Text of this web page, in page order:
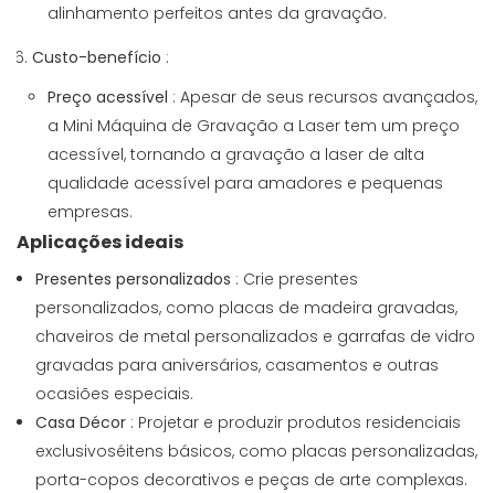
alinhamento perfeitos antes da gravação.
Custo-benefício :
Preço acessível : Apesar de seus recursos avançados,
a Mini Máquina de Gravação a Laser tem um preço
acessível, tornando a gravação a laser de alta
qualidade acessível para amadores e pequenas
empresas.
Aplicações ideais
Presentes personalizados : Crie presentes
personalizados, como placas de madeira gravadas,
chaveiros de metal personalizados e garrafas de vidro
gravadas para aniversários, casamentos e outras
ocasiões especiais.
Casa Décor : Projetar e produzir produtos residenciais
exclusivoséitens básicos, como placas personalizadas,
porta-copos decorativos e peças de arte complexas.